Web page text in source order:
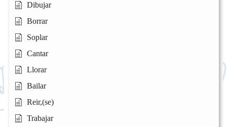
Dibujar
Borrar
Soplar
Cantar
Llorar
Bailar
Reir,(se)
Trabajar